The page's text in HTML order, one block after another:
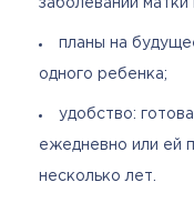
заболеваний матки
планы на
одного ребенка;
удобство:
ежедневно или ей
несколько лет.